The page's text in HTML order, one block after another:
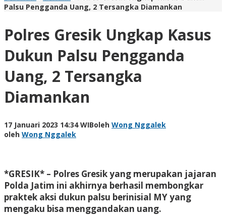
Palsu Pengganda Uang, 2 Tersangka Diamankan
Polres Gresik Ungkap Kasus
Dukun Palsu Pengganda
Uang, 2 Tersangka
Diamankan
17 Januari 2023 14:34 WIBoleh Wong Nggalek
oleh Wong Nggalek
*GRESIK* – Polres Gresik yang merupakan jajaran
Polda Jatim ini akhirnya berhasil membongkar
praktek aksi dukun palsu berinisial MY yang
mengaku bisa menggandakan uang.